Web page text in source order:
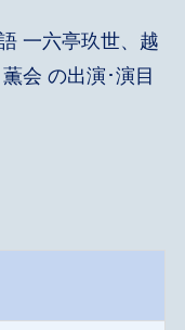
一六亭玖世、越
会 の出演･演目